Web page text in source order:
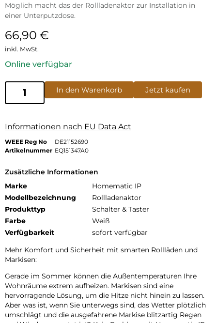
Möglich macht das der Rollladenaktor zur Installation in
einer Unterputzdose.
66,90 €
inkl. MwSt.
Online verfügbar
In den Warenkorb Jetzt kaufen
Informationen nach EU Data Act
WEEE Reg No
DE21152690
Artikelnummer EQ151347A0
Zusätzliche Informationen
Marke
Homematic IP
Modellbezeichnung
Rollladenaktor
Produkttyp
Schalter & Taster
Farbe
Weiß
Verfügbarkeit
sofort verfügbar
Mehr Komfort und Sicherheit mit smarten Rollläden und
Markisen:
Gerade im Sommer können die Außentemperaturen Ihre
Wohnräume extrem aufheizen. Markisen sind eine
hervorragende Lösung, um die Hitze nicht hinein zu lassen.
Aber was ist, wenn Sie unterwegs sind, das Wetter plötzlich
umschlägt und die ausgefahrene Markise blitzartig Regen